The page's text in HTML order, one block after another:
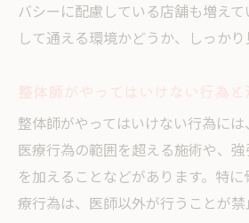
バシーに配慮している店舗も増え
して通える環境かどうか、しっかり
整体師がやってはいけない行為に
医療行為の範囲を超える施術や、
を加えることなどがあります。特
療行為は、医師以外が行うことが